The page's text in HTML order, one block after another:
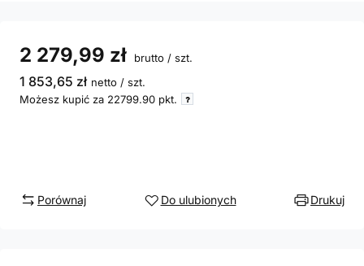
2 279,99 zł brutto / szt.
1 853,65 zł netto / szt.
Możesz kupić za 22799.90 pkt.
Porównaj Do ulubionych Drukuj